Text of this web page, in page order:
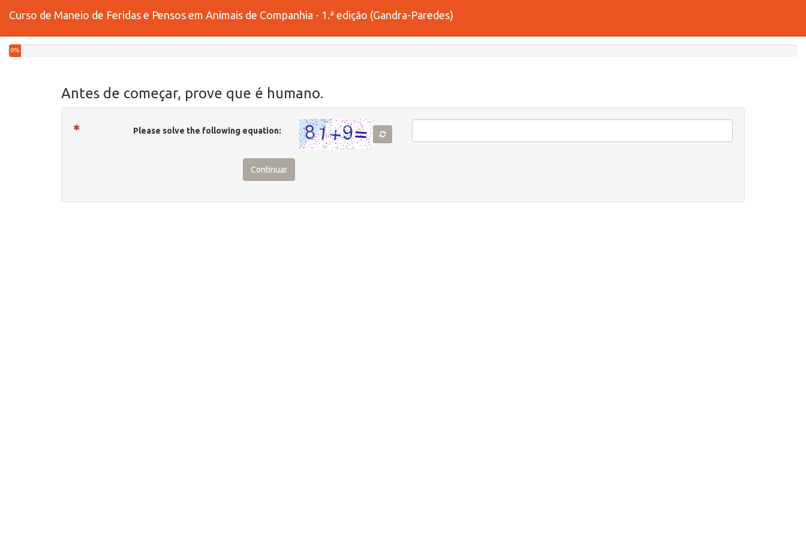
Curso de Maneio de Feridas e Pensos em Animais de Companhia - 1.ª edição (Gandra-Paredes)
0%
Antes de começar, prove que é humano.
Please solve the following equation:( Obrigatório )
Continuar